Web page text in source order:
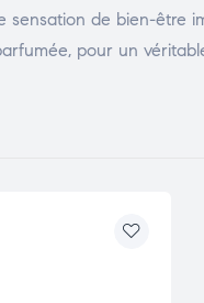
sensation de bien-être
pour un